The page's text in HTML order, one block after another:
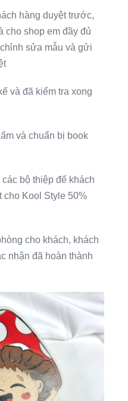
hàng duyệt trước,
cho shop em đầy đủ
sửa mẫu và gửi
và đã kiểm tra xong
và chuẩn bị book
bộ thiệp để khách
cho Kool Style 50%
cho khách, khách
nhận đã hoàn thành